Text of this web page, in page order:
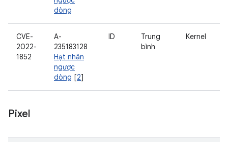
dòng
CVE-
2022-
1852
A-
235183128
Hạt nhân
ngược
dòng [2]
ID
Trung
bình
Kernel
Pixel